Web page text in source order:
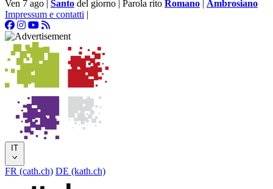
Ven 7 ago | Santo del giorno | Parola rito Romano | Ambrosiano
Impressum e contatti |
IT
FR (cath.ch) DE (kath.ch)